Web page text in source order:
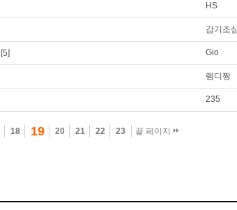
HS
감기조심
[5] Gio
램디짱
235
18 19 20 21 22 23 끝 페이지